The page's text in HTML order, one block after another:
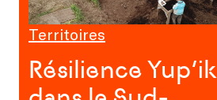
Territoires
Résilience Yup’ik